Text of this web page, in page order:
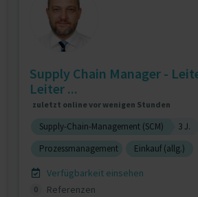
Supply Chain Manager -
Leiter ...
zuletzt online vor wenigen Stunden
Supply-Chain-Management (SCM)
3 J.
Prozessmanagement
Einkauf (allg.)
Verfügbarkeit einsehen
0
Referenzen